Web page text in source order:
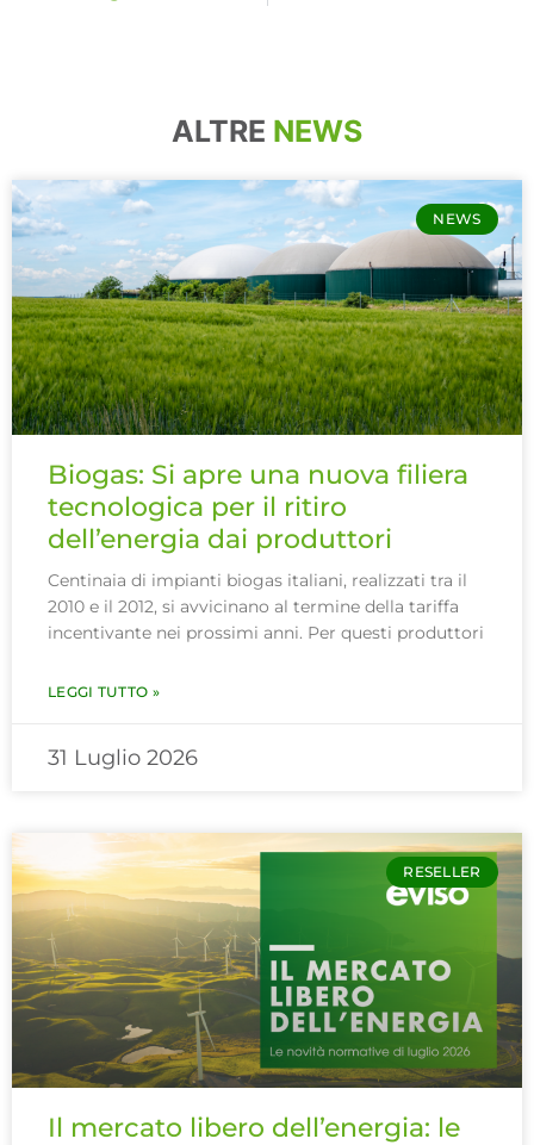
ALTRE NEWS
NEWS
Biogas: Si apre una nuova filiera
tecnologica per il ritiro
dell’energia dai produttori
Centinaia di impianti biogas italiani, realizzati tra il
2010 e il 2012, si avvicinano al termine della tariffa
incentivante nei prossimi anni. Per questi produttori
LEGGI TUTTO »
31 Luglio 2026
RESELLER
Il mercato libero dell’energia: le